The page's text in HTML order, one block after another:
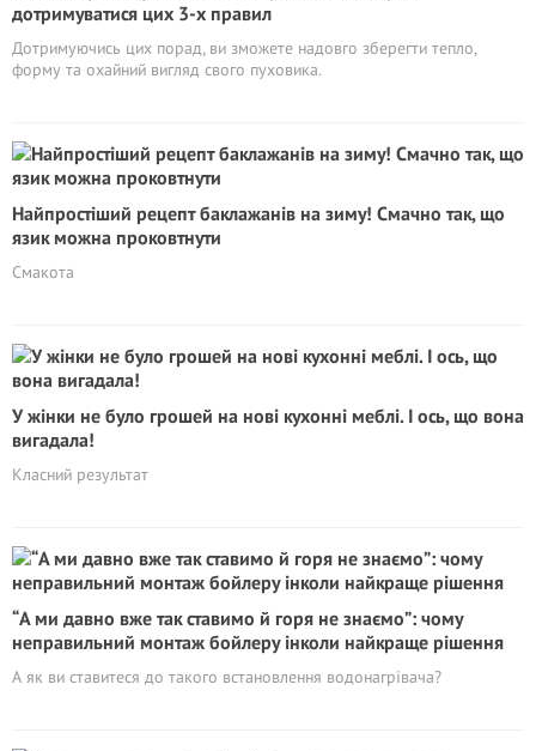
дотримуватися цих 3-х правил
Дотримуючись цих порад, ви зможете надовго зберегти тепло,
форму та охайний вигляд свого пуховика.
Найпростіший рецепт баклажанів на зиму! Смачно так, що
язик можна проковтнути
Смакота
У жінки не було грошей на нові кухонні меблі. І ось, що вона
вигадала!
Класний результат
“А ми давно вже так ставимо й горя не знаємо”: чому
неправильний монтаж бойлеру інколи найкраще рішення
А як ви ставитеся до такого встановлення водонагрівача?